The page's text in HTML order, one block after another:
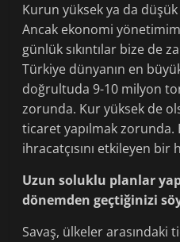
Kurun yüksek ya da
Ancak ekonomi
günlük sıkıntılar bize de
Türkiye dünyanın en
doğrultuda 9-10 milyon
zorunda. Kur yüksek de
ticaret yapılmak zorunda.
ihracatçısını etkileyen bir
Uzun soluklu planlar
dönemden geçtiğinizi
Savaş, ülkeler arasındaki